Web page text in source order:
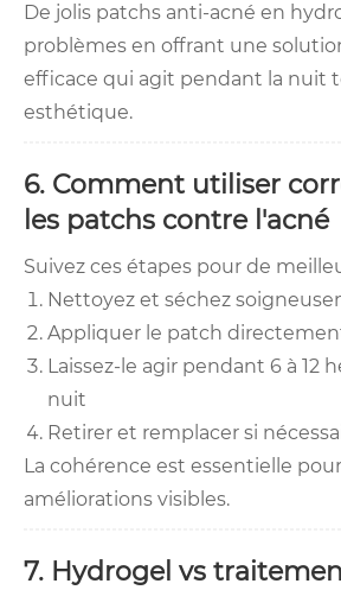
De jolis patchs anti-acné en
problèmes en offrant une
efficace qui agit pendant la nuit
esthétique.
6. Comment utiliser
les patchs contre l'acné
Suivez ces étapes pour de
Nettoyez et séchez
Appliquer le patch
Laissez-le agir pendant 6 à 12
nuit
Retirer et remplacer si
La cohérence est essentielle
améliorations visibles.
7. Hydrogel vs